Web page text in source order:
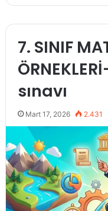
7. SINIF
sınavı
Mart 17, 2026 2.431